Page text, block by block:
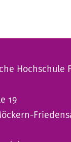
Hochschule
19